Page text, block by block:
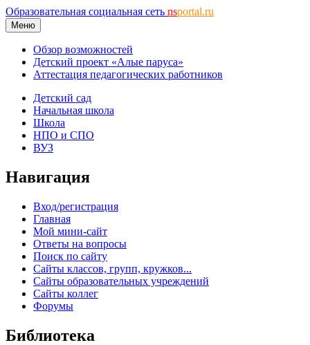
Образовательная социальная сеть nsportal.ru
Меню
Обзор возможностей
Детский проект «Алые паруса»
Аттестация педагогических работников
Детский сад
Начальная школа
Школа
НПО и СПО
ВУЗ
Навигация
Вход/регистрация
Главная
Мой мини-сайт
Ответы на вопросы
Поиск по сайту
Сайты классов, групп, кружков...
Сайты образовательных учреждений
Сайты коллег
Форумы
Библиотека